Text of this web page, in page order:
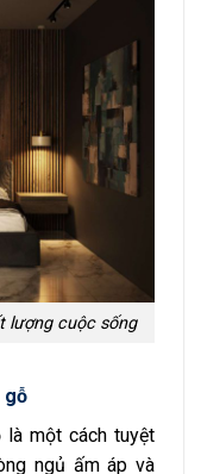
lượng cuộc sống
gỗ
là một cách tuyệt
ngủ ấm áp và